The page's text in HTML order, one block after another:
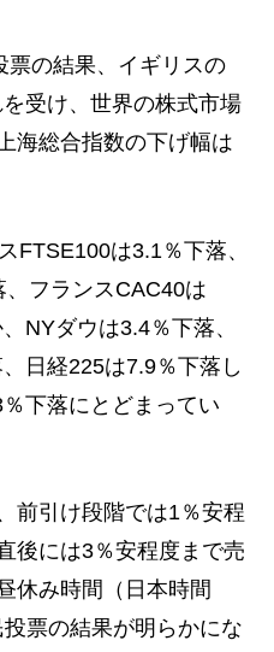
の結果、イギリスの
受け、世界の株式市場
海総合指数の下げ幅は
は3.1％下落、
、フランスCAC40は
NYダウは3.4％下落、
日経225は7.9％下落し
下落にとどまってい
前引け段階では1％安程
後には3％安程度まで売
休み時間（日本時間
票の結果が明らかにな